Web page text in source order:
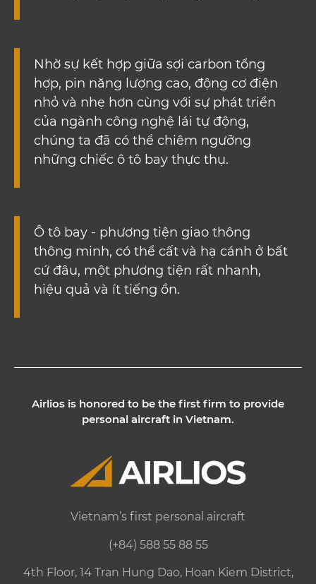
Nhờ sự kết hợp giữa sợi carbon tổng
hợp, pin năng lượng cao, động cơ điện
nhỏ và nhẹ hơn cùng với sự phát triển
của ngành công nghệ lái tự động,
chúng ta đã có thể chiêm ngưỡng
những chiếc ô tô bay thực thụ.
Ô tô bay - phương tiện giao thông
thông minh, có thể cất và hạ cánh ở bất
cứ đâu, một phương tiện rất nhanh,
hiệu quả và ít tiếng ồn.
Airlios is honored to be the first firm to provide
personal aircraft in Vietnam.
Vietnam’s first personal aircraft
(+84) 588 55 88 55
4th Floor, 14 Tran Hung Dao, Hoan Kiem District,